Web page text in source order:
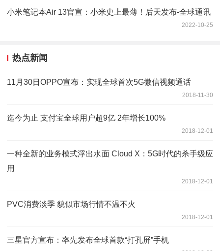
小米笔记本Air 13官宣：小米史上最薄！后天发布-全球通讯
2022-10-25
热点新闻
11月30日OPPO宣布：实现全球首次5G微信视频通话
2018-11-30
迄今为止 支付宝全球用户超9亿 2年增长100%
2018-12-01
一种全新的业务模式浮出水面 Cloud X：5G时代的杀手级应
用
2018-12-01
PVC消费淡季 貌似市场行情不温不火
2018-12-01
三星官方宣布：率先发布全球首款“打孔屏”手机